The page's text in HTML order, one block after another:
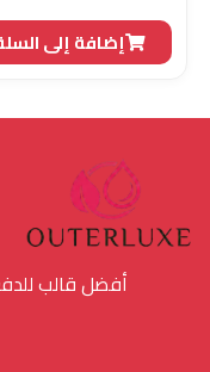
إضافة إلى
أفضل قالب